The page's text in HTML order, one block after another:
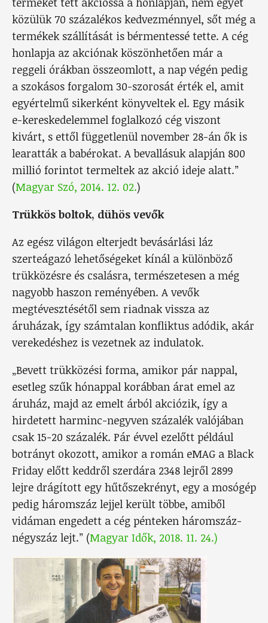
közülük 70 százalékos kedvezménnyel, sőt még a
termékek szállítását is bérmentessé tette. A cég
honlapja az akciónak köszönhetően már a
reggeli órákban összeomlott, a nap végén pedig
a szokásos forgalom 30-szorosát érték el, amit
egyértelmű sikerként könyveltek el. Egy másik
e-kereskedelemmel foglalkozó cég viszont
kivárt, s ettől függetlenül november 28-án ők is
learatták a babérokat. A bevallásuk alapján 800
millió forintot termeltek az akció ideje alatt.”
(Magyar Szó, 2014. 12. 02.)
Trükkös boltok, dühös vevők
Az egész világon elterjedt bevásárlási láz
szerteágazó lehetőségeket kínál a különböző
trükközésre és csalásra, természetesen a még
nagyobb haszon reményében. A vevők
megtévesztésétől sem riadnak vissza az
áruházak, így számtalan konfliktus adódik, akár
verekedéshez is vezetnek az indulatok.
„Bevett trükközési forma, amikor pár nappal,
esetleg szűk hónappal korábban árat emel az
áruház, majd az emelt árból akciózik, így a
hirdetett harminc-negyven százalék valójában
csak 15-20 százalék. Pár évvel ezelőtt például
botrányt okozott, amikor a román eMAG a Black
Friday előtt keddről szerdára 2348 lejről 2899
lejre drágított egy hűtőszekrényt, egy a mosógép
pedig háromszáz lejjel került többe, amiből
vidáman engedett a cég pénteken háromszáz-
négyszáz lejt.” (Magyar Idők, 2018. 11. 24.)